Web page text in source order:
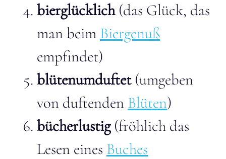
bierglücklich(das Glück, das
man beim Biergenuß
empfindet)
blütenumduftet(umgeben
von duftenden Blüten)
bücherlustig(fröhlich das
Lesen eines Buches